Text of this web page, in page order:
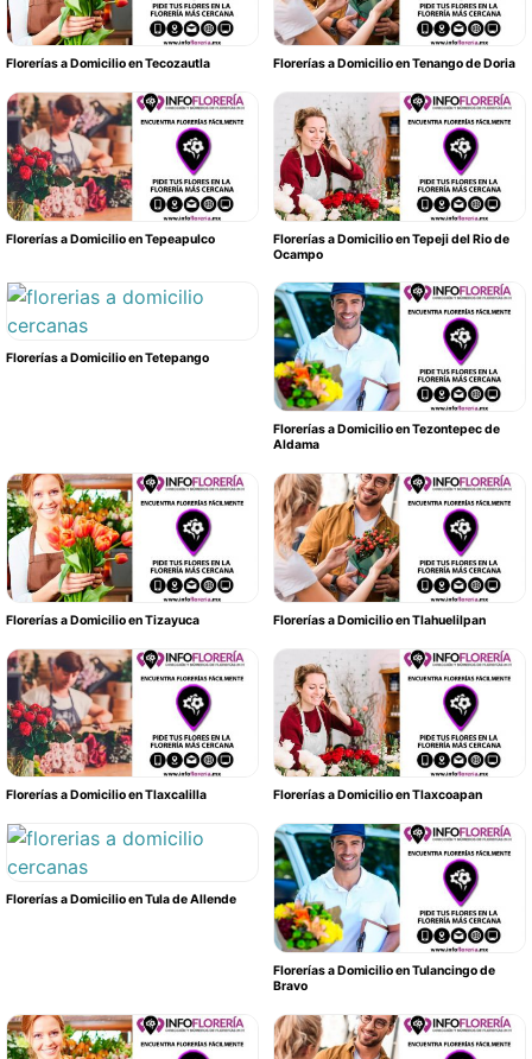
Florerías a Domicilio en Tecozautla Florerías a Domicilio en Tenango de Doria
Florerías a Domicilio en Tepeapulco
Florerías a Domicilio en Tepeji del Rio de
Ocampo
Florerías a Domicilio en Tetepango
Florerías a Domicilio en Tezontepec de
Aldama
Florerías a Domicilio en Tizayuca Florerías a Domicilio en Tlahuelilpan
Florerías a Domicilio en Tlaxcalilla Florerías a Domicilio en Tlaxcoapan
Florerías a Domicilio en Tula de Allende
Florerías a Domicilio en Tulancingo de
Bravo